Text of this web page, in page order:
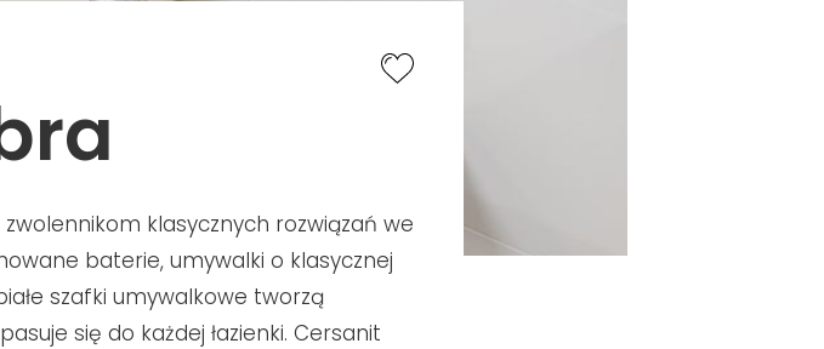
klasycznych rozwiązań we
baterie, umywalki o klasycznej
szafki umywalkowe tworzą
się do każdej łazienki. Cersanit